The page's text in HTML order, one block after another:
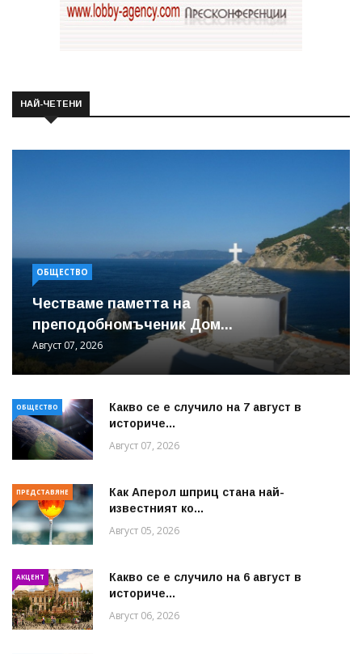
НАЙ-ЧЕТЕНИ
ОБЩЕСТВО
Честваме паметта на
преподобномъченик Дом...
Август 07, 2026
ОБЩЕСТВО
Какво се е случило на 7 август в
историче...
Август 07, 2026
ПРЕДСТАВЯНЕ
Как Аперол шприц стана най-
известният ко...
Август 05, 2026
АКЦЕНТ
Какво се е случило на 6 август в
историче...
Август 06, 2026